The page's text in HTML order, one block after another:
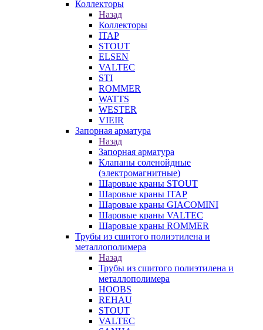
Коллекторы
Назад
Коллекторы
ITAP
STOUT
ELSEN
VALTEC
STI
ROMMER
WATTS
WESTER
VIEIR
Запорная арматура
Назад
Запорная арматура
Клапаны соленойдные
(электромагнитные)
Шаровые краны STOUT
Шаровые краны ITAP
Шаровые краны GIACOMINI
Шаровые краны VALTEC
Шаровые краны ROMMER
Трубы из сшитого полиэтилена и
металлополимера
Назад
Трубы из сшитого полиэтилена и
металлополимера
HOOBS
REHAU
STOUT
VALTEC